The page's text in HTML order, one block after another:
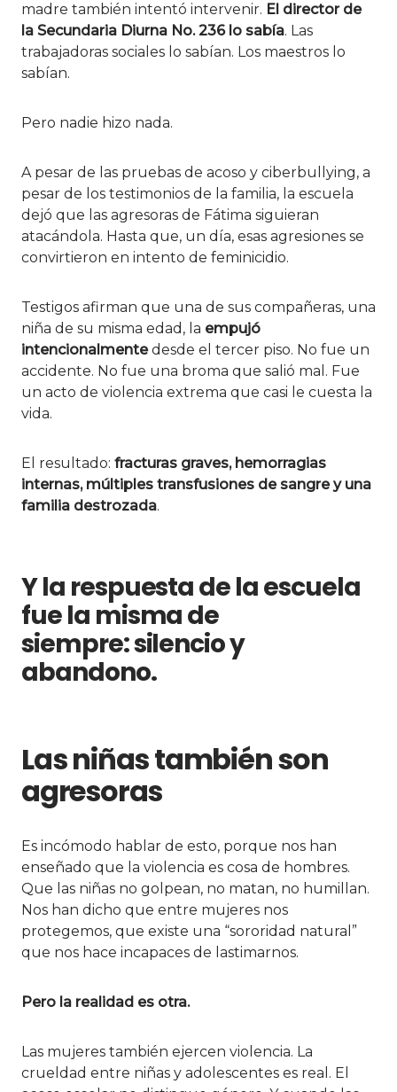
madre también intentó intervenir. El director de
la Secundaria Diurna No. 236 lo sabía. Las
trabajadoras sociales lo sabían. Los maestros lo
sabían.
Pero nadie hizo nada.
A pesar de las pruebas de acoso y ciberbullying, a
pesar de los testimonios de la familia, la escuela
dejó que las agresoras de Fátima siguieran
atacándola. Hasta que, un día, esas agresiones se
convirtieron en intento de feminicidio.
Testigos afirman que una de sus compañeras, una
niña de su misma edad, la empujó
intencionalmentedesde el tercer piso. No fue un
accidente. No fue una broma que salió mal. Fue
un acto de violencia extrema que casi le cuesta la
vida.
El resultado: fracturas graves, hemorragias
internas, múltiples transfusiones de sangre y una
familia destrozada.
Y la respuesta de la escuela
fue la misma de
siempre:silencio y
abandono.
Las niñas también son
agresoras
Es incómodo hablar de esto, porque nos han
enseñado que la violencia es cosa de hombres.
Que las niñas no golpean, no matan, no humillan.
Nos han dicho que entre mujeres nos
protegemos, que existe una “sororidad natural”
que nos hace incapaces de lastimarnos.
Pero la realidad es otra.
Las mujeres también ejercen violencia. La
crueldad entre niñas y adolescentes es real. El